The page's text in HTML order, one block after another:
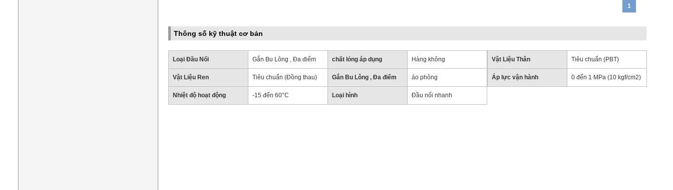
1
Thông số kỹ thuật cơ bản
Loại Đầu Nối Gắn Bu Lông , Đa điểm chất lỏng áp dụng Hàng không Vật Liệu Thân Tiêu chuẩn (PBT)
Vật Liệu Ren Tiêu chuẩn (Đồng thau) Gắn Bu Lông , Đa điểm áo phông Áp lực vận hành 0 đến 1 MPa (10 kgf/cm2)
Nhiệt độ hoạt động -15 đến 60°C Loại hình Đầu nối nhanh